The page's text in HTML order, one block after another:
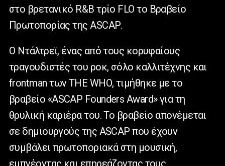
στο βρετανικό R&B τρίο FLO το Βραβείο
Πρωτοπορίας τηςASCAP.
Ο Ντάλτρεϊ, ένας από τους κορυφαίους
τραγουδιστές του ροκ, σόλο καλλιτέχνης και
frontman τωνTHE WHO, τιμήθηκε με το
βραβείο «ASCAP Founders Award» για τη
θρυλική καριέρα του. Το βραβείο απονέμεται
σε δημιουργούς της ASCAP που έχουν
συμβάλει πρωτοποριακά στη μουσική,